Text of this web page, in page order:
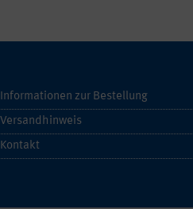
Informationen zur Bestellung
Versandhinweis
Kontakt